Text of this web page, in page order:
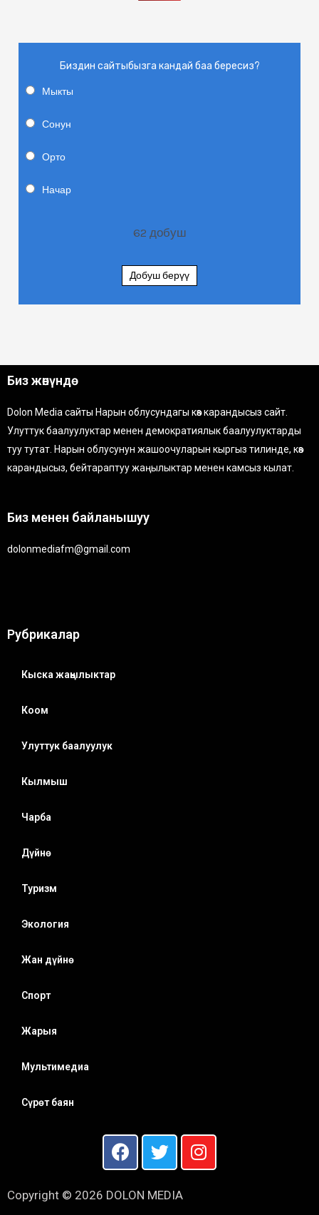
Биздин сайтыбызга кандай баа бересиз?
Мыкты
Сонун
Орто
Начар
62 добуш
Добуш берүү
Биз жөнүндө
Dolon Media сайты Нарын облусундагы көз карандысыз сайт.
Улуттук баалуулуктар менен демократиялык баалуулуктарды
туу тутат. Нарын облусунун жашоочуларын кыргыз тилинде, көз
карандысыз, бейтараптуу жаңылыктар менен камсыз кылат.
Биз менен байланышуу
dolonmediafm@gmail.com
Рубрикалар
Кыска жаңылыктар
Коом
Улуттук баалуулук
Кылмыш
Чарба
Дүйнө
Туризм
Экология
Жан дүйнө
Спорт
Жарыя
Мультимедиа
Сүрөт баян
Copyright © 2026 DOLON MEDIA